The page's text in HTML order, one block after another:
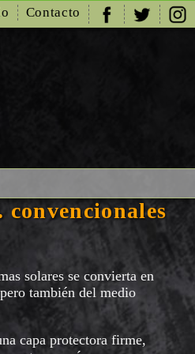
Contacto
convencionales
solares se convierta en
también del medio
capa protectora firme,